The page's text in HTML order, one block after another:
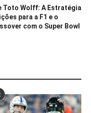
Toto Wolff: A Estratégia
para a F1 e o
com o Super Bowl